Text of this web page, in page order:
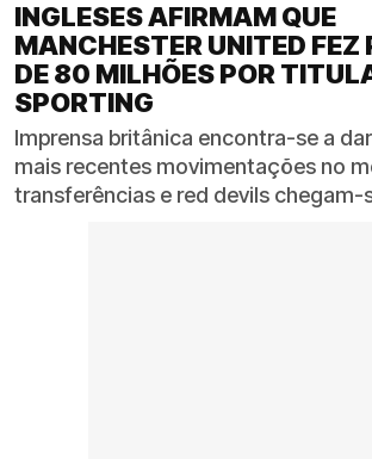
INGLESES AFIRMAM QUE
MANCHESTER UNITED FEZ
DE 80 MILHÕES POR
SPORTING
Imprensa britânica encontra-se a
mais recentes movimentações no
transferências e red devils chegam-